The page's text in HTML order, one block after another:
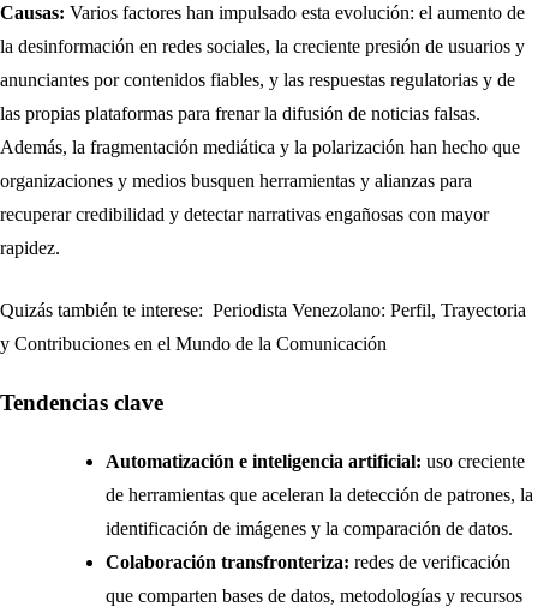
Causas: Varios factores han impulsado esta evolución: el aumento de
la desinformación en redes sociales, la creciente presión de usuarios y
anunciantes por contenidos fiables, y las respuestas regulatorias y de
las propias plataformas para frenar la difusión de noticias falsas.
Además, la fragmentación mediática y la polarización han hecho que
organizaciones y medios busquen herramientas y alianzas para
recuperar credibilidad y detectar narrativas engañosas con mayor
rapidez.
Quizás también te interese: Periodista Venezolano: Perfil, Trayectoria
y Contribuciones en el Mundo de la Comunicación
Tendencias clave
Automatización e inteligencia artificial: uso creciente
de herramientas que aceleran la detección de patrones, la
identificación de imágenes y la comparación de datos.
Colaboración transfronteriza: redes de verificación
que comparten bases de datos, metodologías y recursos